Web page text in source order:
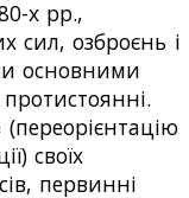
х рр.,
сил, озброєнь і
основними
своїх
первинні